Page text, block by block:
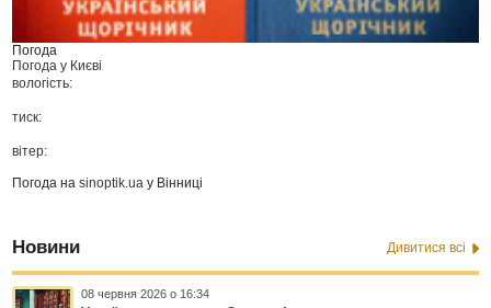
Погода
Погода у Києві
вологість:
тиск:
вітер:
Погода наsinoptik.ua у Вінниці
Новини Дивитися всі
08 червня 2026 о 16:34